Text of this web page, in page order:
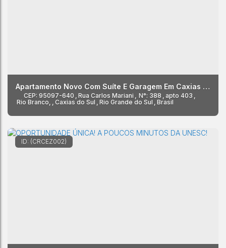
Apartamento Novo Com Suíte E Garagem Em Caxias Do Sul RS, Cxs003.403
CEP: 95097-640 , Rua Carlos Mariani , N°: 388 , apto 403 ,
Rio Branco , Caxias do Sul , Rio Grande do Sul , Brasil
(CRCEZ002)